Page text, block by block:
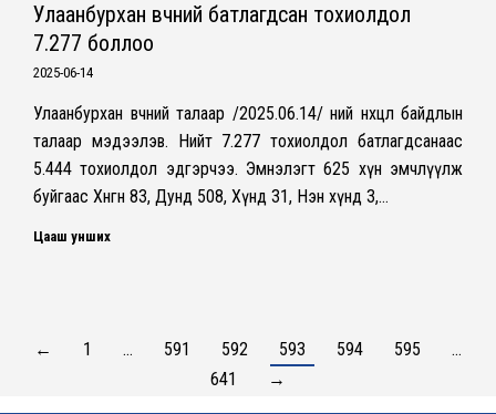
Улаанбурхан өвчний батлагдсан тохиолдол
7.277 боллоо
2025-06-14
Улаанбурхан өвчний талаар /2025.06.14/ ний нөхцөл байдлын
талаар мэдээлэв. Нийт 7.277 тохиолдол батлагдсанаас
5.444 тохиолдол эдгэрчээ. Эмнэлэгт 625 хүн эмчлүүлж
буйгаас Хөнгөн 83, Дунд 508, Хүнд 31, Нэн хүнд 3,…
Цааш унших
← 1 … 591 592 593 594 595
…
641
→